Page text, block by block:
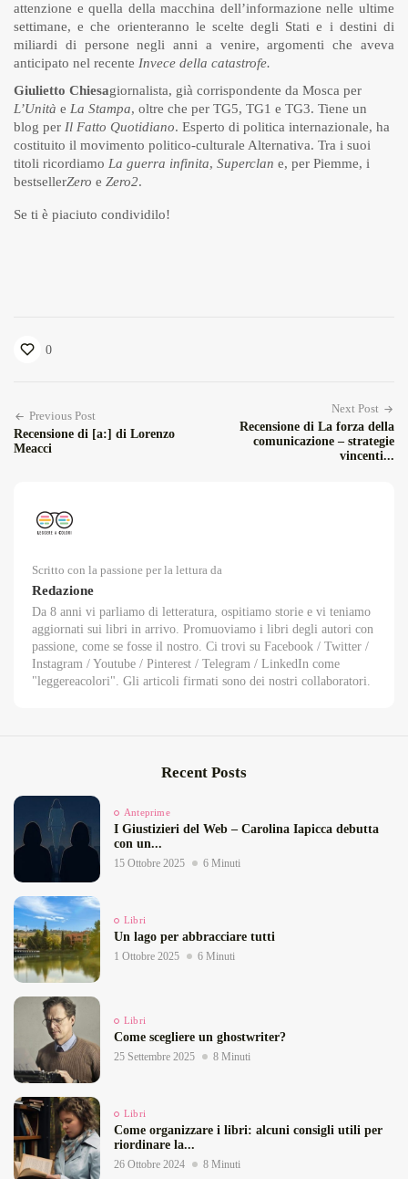
attenzione e quella della macchina dell’informazione nelle ultime
settimane, e che orienteranno le scelte degli Stati e i destini di
miliardi di persone negli anni a venire, argomenti che aveva
anticipato nel recente Invece della catastrofe.
Giulietto Chiesagiornalista, già corrispondente da Mosca per
L’Unità e La Stampa, oltre che per TG5, TG1 e TG3. Tiene un
blog per Il Fatto Quotidiano. Esperto di politica internazionale, ha
costituito il movimento politico-culturale Alternativa. Tra i suoi
titoli ricordiamo La guerra infinita, Superclan e, per Piemme, i
bestsellerZero e Zero2.
Se ti è piaciuto condividilo!
0
Previous Post
Recensione di [a:] di Lorenzo
Meacci
Next Post
Recensione di La forza della
comunicazione – strategie
vincenti...
Scritto con la passione per la lettura da
Redazione
Da 8 anni vi parliamo di letteratura, ospitiamo storie e vi teniamo
aggiornati sui libri in arrivo. Promuoviamo i libri degli autori con
passione, come se fosse il nostro. Ci trovi su Facebook / Twitter /
Instagram / Youtube / Pinterest / Telegram / LinkedIn come
"leggereacolori". Gli articoli firmati sono dei nostri collaboratori.
Recent Posts
Anteprime
I Giustizieri del Web – Carolina Iapicca debutta
con un...
15 Ottobre 2025 6 Minuti
Libri
Un lago per abbracciare tutti
1 Ottobre 2025 6 Minuti
Libri
Come scegliere un ghostwriter?
25 Settembre 2025 8 Minuti
Libri
Come organizzare i libri: alcuni consigli utili per
riordinare la...
26 Ottobre 2024 8 Minuti